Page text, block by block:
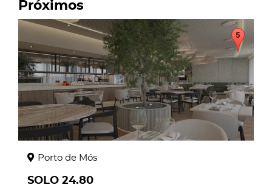
Próximos
page
Porto de Mós
SOLO 24.80